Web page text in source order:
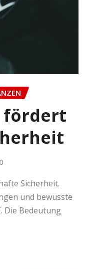
fördert
0
Sicherheit.
und bewusste
Die Bedeutung